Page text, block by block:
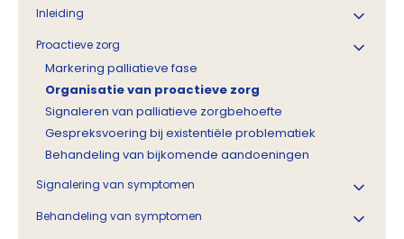
Inleiding
Proactieve zorg
Markering palliatieve fase
Organisatie van proactieve zorg
Signaleren van palliatieve zorgbehoefte
Gespreksvoering bij existentiële problematiek
Behandeling van bijkomende aandoeningen
Signalering van symptomen
Behandeling van symptomen